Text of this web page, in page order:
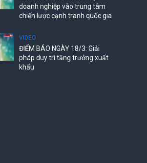
doanh nghiệp vào trung tâm
chiến lược cạnh tranh quốc gia
VIDEO
ĐIỂM BÁO NGÀY 18/3: Giải
pháp duy trì tăng trưởng xuất
khẩu